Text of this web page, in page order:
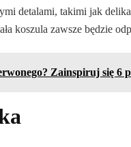
detalami, takimi jak
koszula zawsze będzie
Zainspiruj się 6